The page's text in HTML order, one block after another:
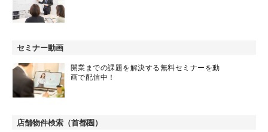
セミナー動画
開業までの課題を解決する無料セミナーを動
画で配信中！
店舗物件検索（首都圏）